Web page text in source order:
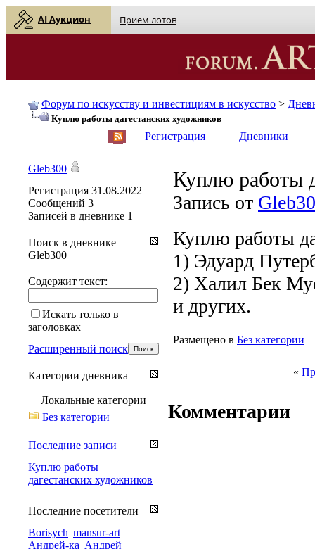
AI Аукцион Прием лотов
Форум по искусству и инвестициям в искусство >
Куплю работы дагестанских художников
Регистрация Дневники
Куплю работы
Запись от
Куплю работы
1) Эдуард
2) Халил Бек
и других.
Размещено в Без категории
«
Комментарии
Gleb300
Регистрация 31.08.2022
Сообщений 3
Записей в дневнике 1
Поиск в дневнике
Gleb300
Содержит текст:
Искать только в
заголовках
Расширенный поиск
Категории дневника
Локальные категории
Без категории
Последние записи
Куплю работы
дагестанских художников
Последние посетители
Borisych mansur-art
Андрей-ка Андрей